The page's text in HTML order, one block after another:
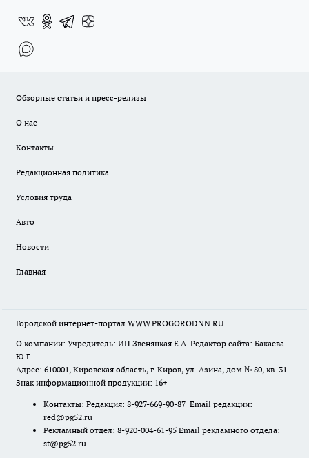
Обзорные статьи и пресс-релизы
О нас
Контакты
Редакционная политика
Условия труда
Авто
Новости
Главная
Городской интернет-портал WWW.PROGORODNN.RU
О компании: Учредитель: ИП Звеняцкая Е.А. Редактор сайта: Бакаева
Ю.Г.
Адрес: 610001, Кировская область, г. Киров, ул. Азина, дом № 80, кв. 31
Знак информационной продукции: 16+
Контакты: Редакция: 8-927-669-90-87 Email редакции:
red@pg52.ru
Рекламный отдел: 8-920-004-61-95 Email рекламного отдела:
st@pg52.ru